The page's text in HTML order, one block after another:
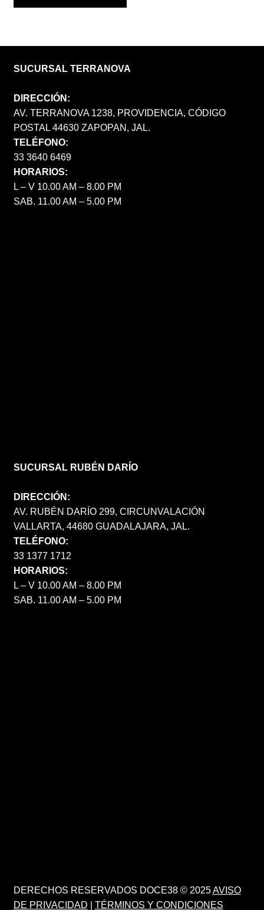
SUCURSAL TERRANOVA
DIRECCIÓN:
AV. TERRANOVA 1238, PROVIDENCIA, CÓDIGO
POSTAL 44630 ZAPOPAN, JAL.
TELÉFONO:
33 3640 6469
HORARIOS:
L – V 10.00 AM – 8.00 PM
SAB. 11.00 AM – 5.00 PM
SUCURSAL RUBÉN DARÍO
DIRECCIÓN:
AV. RUBÉN DARÍO 299, CIRCUNVALACIÓN
VALLARTA, 44680 GUADALAJARA, JAL.
TELÉFONO:
33 1377 1712
HORARIOS:
L – V 10.00 AM – 8.00 PM
SAB. 11.00 AM – 5.00 PM
DERECHOS RESERVADOS DOCE38 © 2025AVISO
DE PRIVACIDAD
TÉRMINOS Y CONDICIONES